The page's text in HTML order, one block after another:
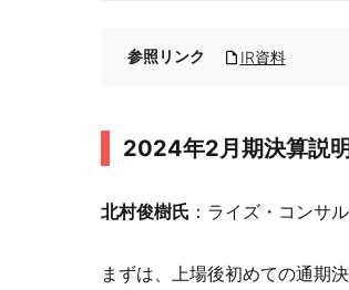
参照リンク IR資料
2024年2月期決算説明
北村俊樹氏 ：ライズ・コンサ
まずは、上場後初めての通期